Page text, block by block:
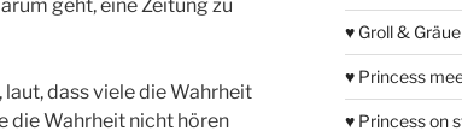
geht, eine Zeitung zu
dass viele die Wahrheit
die Wahrheit nicht hören
♥ Groll &
♥ Princess
♥ Princess on